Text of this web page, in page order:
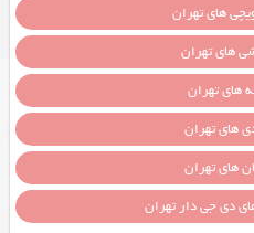
های تهران
های تهران
های تهران
های تهران
های تهران
دی جی دار تهران